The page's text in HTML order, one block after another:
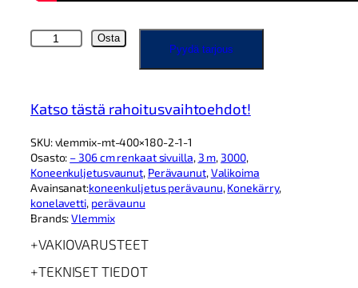
V
l
i
M
T
3
0
0
×
5
3
Osta
Pyydä tarjous
Katso tästä rahoitusvaihtoehdot!
SKU:vlemmix-mt-400×180-2-1-1
Osasto: – 306 cm renkaat sivuilla, 3 m, 3000,
Koneenkuljetusvaunut, Perävaunut, Valikoima
Avainsanat:koneenkuljetus perävaunu, Konekärry
konelavetti, perävaunu
Brands:Vlemmix
VAKIOVARUSTEET
TEKNISET TIEDOT